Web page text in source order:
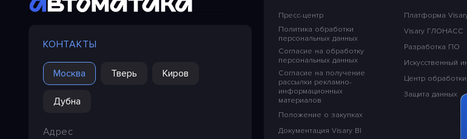
КОНТАКТЫ
Москва Тверь Киров
Дубна
Адрес
Пресс-центр
Политика обработки
персональных данных
Согласие на обработку
персональных данных
Согласие на получение
рассылки рекламно-
информационных
материалов
Положение о закупках
Документация Visary BI
Платформа
Visary ГЛОНАСС
Разработка ПО
Искусственный
Центр
Защита данных